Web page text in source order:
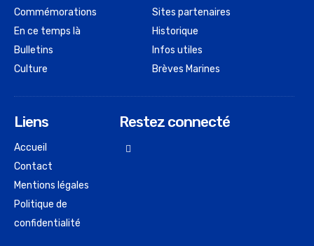
Commémorations
En ce temps là
Bulletins
Culture
Sites partenaires
Historique
Infos utiles
Brèves Marines
Liens
Accueil
Contact
Mentions légales
Politique de
confidentialité
Restez connecté